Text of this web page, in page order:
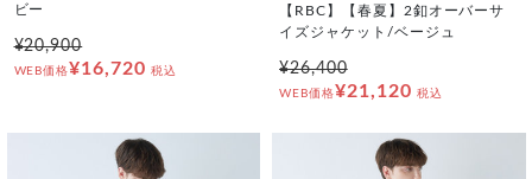
ビー
¥20,900
WEB価格¥16,720 税込
【RBC】【春夏】2釦オーバーサ
イズジャケット/ベージュ
¥26,400
WEB価格¥21,120 税込